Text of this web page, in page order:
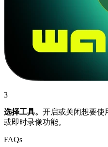
3
选择工具。 开启或关闭想要使
或即时录像功能。
FAQs